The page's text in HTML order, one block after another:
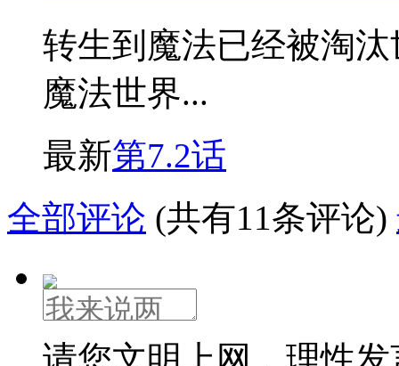
转生到魔法已经被淘
魔法世界...
最新第7.2话
全部评论 (共有11条评论)